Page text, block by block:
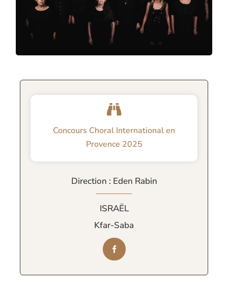
Concours Choral International en
Provence 2025
Direction : Eden Rabin
ISRAËL
Kfar-Saba